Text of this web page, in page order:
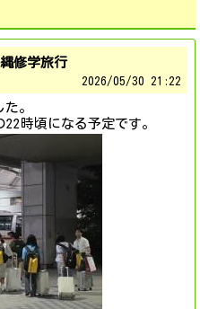
修学旅行
2026/05/30 21:22
。
時頃になる予定です。